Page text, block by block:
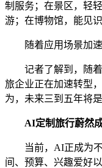
制服务；在景区，轻
游；在博物馆，能见
随着应用场景加速
记者了解到，随着
旅企业正在加速转型
为，未来三到五年将
AI定制旅行蔚然
当前，AI正成为不
间、预算、兴趣爱好